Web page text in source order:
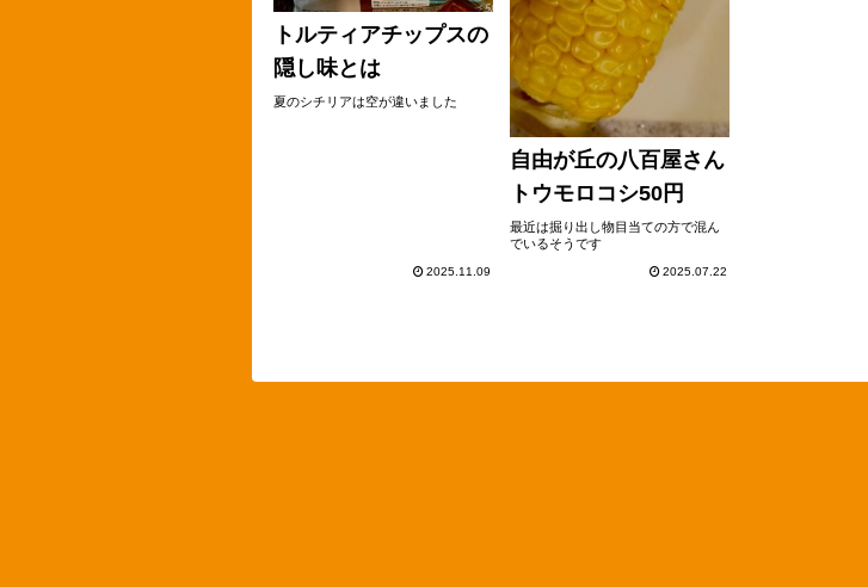
トルティアチップスの
隠し味とは
夏のシチリアは空が違いました
2025.11.09
自由が丘の八百屋さん
トウモロコシ50円
最近は掘り出し物目当ての方で混ん
でいるそうです
2025.07.22